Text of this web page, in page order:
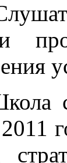
2011